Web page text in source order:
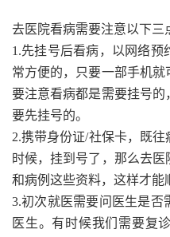
去医院看病需要注意以下三
1.先挂号后看病，以网络
常方便的，只要一部手机
要注意看病都是需要挂号
要先挂号的。
2.携带身份证/社保卡，既
时候，挂到号了，那么去
和病例这些资料，这样才能
3.初次就医需要问医生是否
医生。有时候我们需要复